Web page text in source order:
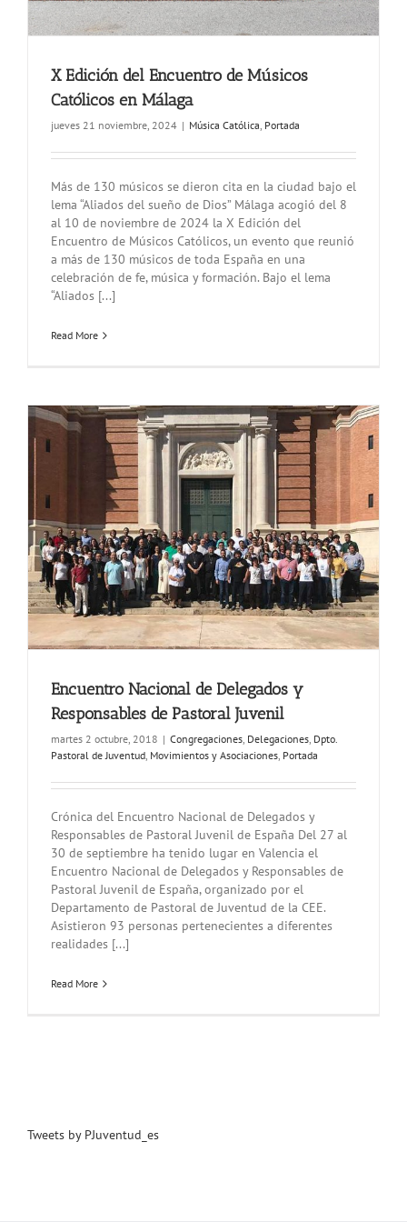
X Edición del Encuentro de Músicos
Católicos en Málaga
jueves 21 noviembre, 2024 | Música Católica, Portada
Más de 130 músicos se dieron cita en la ciudad bajo el
lema “Aliados del sueño de Dios” Málaga acogió del 8
al 10 de noviembre de 2024 la X Edición del
Encuentro de Músicos Católicos, un evento que reunió
a más de 130 músicos de toda España en una
celebración de fe, música y formación. Bajo el lema
“Aliados [...]
Read More
Encuentro Nacional de Delegados y
Responsables de Pastoral Juvenil
martes 2 octubre, 2018 | Congregaciones, Delegaciones, Dpto.
Pastoral de Juventud, Movimientos y Asociaciones, Portada
Crónica del Encuentro Nacional de Delegados y
Responsables de Pastoral Juvenil de España Del 27 al
30 de septiembre ha tenido lugar en Valencia el
Encuentro Nacional de Delegados y Responsables de
Pastoral Juvenil de España, organizado por el
Departamento de Pastoral de Juventud de la CEE.
Asistieron 93 personas pertenecientes a diferentes
realidades [...]
Read More
Tweets by PJuventud_es